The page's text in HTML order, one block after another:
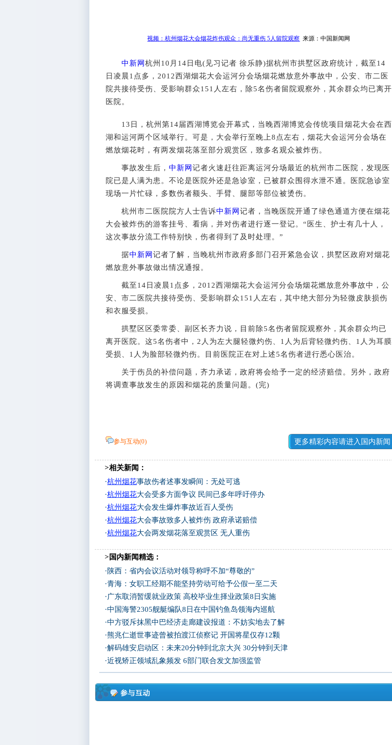
视频：杭州烟花大会烟花炸伤观众：尚无重伤 5人留院观察 来源：中国新闻网
中新网 杭州10月14日电(见习记者 徐乐静)据杭州市拱墅区政府统计，截至14
日凌晨1点多，2012西湖烟花大会运河分会场烟花燃放意外事故中，公安、市二医
院共接待受伤、受影响群众151人左右，除5名伤者留院观察外，其余群众均已离开
医院。
13日，杭州第14届西湖博览会开幕式，当晚西湖博览会传统项目烟花大会在西
湖和运河两个区域举行。可是，大会举行至晚上8点左右，烟花大会运河分会场在
燃放烟花时，有两发烟花落至部分观赏区，致多名观众被炸伤。
事故发生后， 中新网 记者火速赶往距离运河分场最近的杭州市二医院，发现医
院已是人满为患。不论是医院外还是急诊室，已被群众围得水泄不通。医院急诊室
现场一片忙碌，多数伤者额头、手臂、腿部等部位被烫伤。
杭州市二医院院方人士告诉中新网 记者，当晚医院开通了绿色通道方便在烟花
大会被炸伤的游客挂号、看病，并对伤者进行逐一登记。“医生、护士有几十人，
这次事故分流工作特别快，伤者得到了及时处理。”
据中新网 记者了解，当晚杭州市政府多部门召开紧急会议，拱墅区政府对烟花
燃放意外事故做出情况通报。
截至14日凌晨1点多，2012西湖烟花大会运河分会场烟花燃放意外事故中，公
安、市二医院共接待受伤、受影响群众151人左右，其中绝大部分为轻微皮肤损伤
和衣服受损。
拱墅区区委常委、副区长齐力说，目前除5名伤者留院观察外，其余群众均已
离开医院。这5名伤者中，2人为左大腿轻微灼伤、1人为后背轻微灼伤、1人为耳膜
受损、1人为脸部轻微灼伤。目前医院正在对上述5名伤者进行悉心医治。
关于伤员的补偿问题，齐力承诺，政府将会给予一定的经济赔偿。另外，政府
将调查事故发生的原因和烟花的质量问题。(完)
参与互动(0) 更多精彩内容请进入国内新闻
>相关新闻：
·杭州烟花事故伤者述事发瞬间：无处可逃
·杭州烟花大会受多方面争议 民间已多年呼吁停办
·杭州烟花大会发生爆炸事故近百人受伤
·杭州烟花大会事故致多人被炸伤 政府承诺赔偿
·杭州烟花大会两发烟花落至观赏区 无人重伤
>国内新闻精选：
·陕西：省内会议活动对领导称呼不加“尊敬的”
·青海：女职工经期不能坚持劳动可给予公假一至二天
·广东取消暂缓就业政策 高校毕业生择业政策8日实施
·中国海警2305舰艇编队8日在中国钓鱼岛领海内巡航
·中方驳斥抹黑中巴经济走廊建设报道：不妨实地去了解
·熊兆仁逝世事迹曾被拍渡江侦察记 开国将星仅存12颗
·解码雄安启动区：未来20分钟到北京大兴 30分钟到天津
·近视矫正领域乱象频发 6部门联合发文加强监管